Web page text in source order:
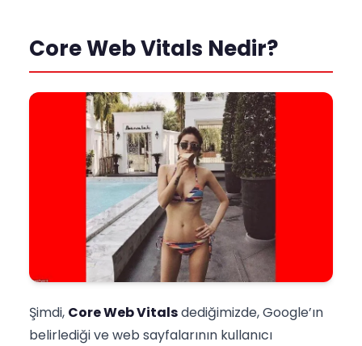
Core Web Vitals Nedir?
Şimdi, Core Web Vitalsdediğimizde, Google’ın
belirlediği ve web sayfalarının kullanıcı